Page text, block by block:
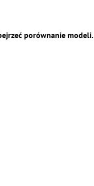
porównanie modeli.